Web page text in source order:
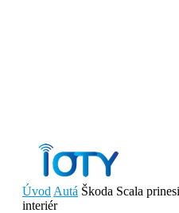
Úvod Autá Škoda Scala
interiér